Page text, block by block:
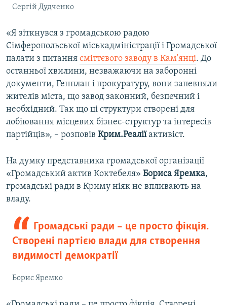
Сергій Дудченко
«Я зіткнувся з громадською радою
Сімферопольської міськадміністрації і Громадської
палати з питання сміттєвого заводу в Кам'янці. До
останньої хвилини, незважаючи на заборонні
документи, Генплан і прокуратуру, вони запевняли
жителів міста, що завод законний, безпечний і
необхідний. Так що ці структури створені для
лобіювання місцевих бізнес-структур та інтересів
партійців», – розповів Крим.Реаліїактивіст.
На думку представника громадської організації
«Громадський актив Коктебеля» Бориса Яремка,
громадські ради в Криму ніяк не впливають на
владу.
Громадські ради – це просто фікція.
Створені партією влади для створення
видимості демократії
Борис Яремко